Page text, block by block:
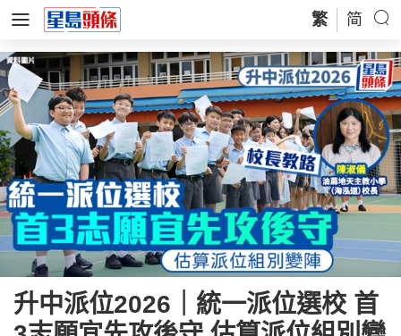
繁 简
升中派位2026｜統一派位選校 首